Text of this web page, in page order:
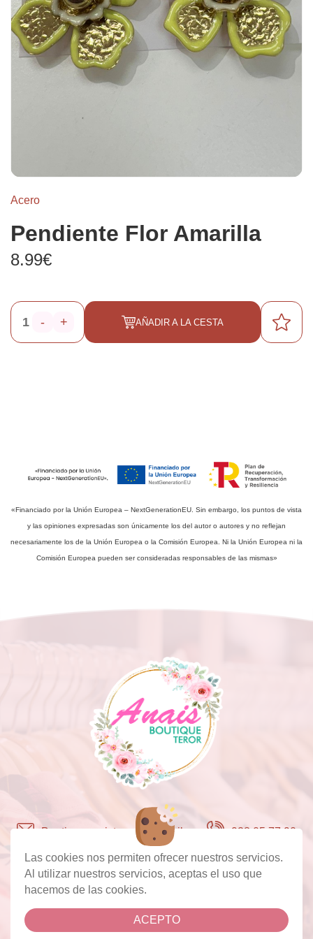
Las cookies nos permiten ofrecer nuestros servicios.
Al utilizar nuestros servicios, aceptas el uso que
hacemos de las cookies.
ACEPTO
Acero
Pendiente Flor Amarilla
8.99€
- + AÑADIR A LA CESTA
«Financiado por la Unión Europea – NextGenerationEU. Sin embargo, los puntos de vista
y las opiniones expresadas son únicamente los del autor o autores y no reflejan
necesariamente los de la Unión Europea o la Comisión Europea. Ni la Unión Europea ni la
Comisión Europea pueden ser consideradas responsables de las mismas»
Boutiqueanaisteror@hotmail.com
928 05 77 90
c/ Real de la Plaza 3, 35330, Teror Las Palmas de
Gran Canaria
Lunes a Viernes: 10:00 a 13:30, 16:30 a 20:00
Facebook